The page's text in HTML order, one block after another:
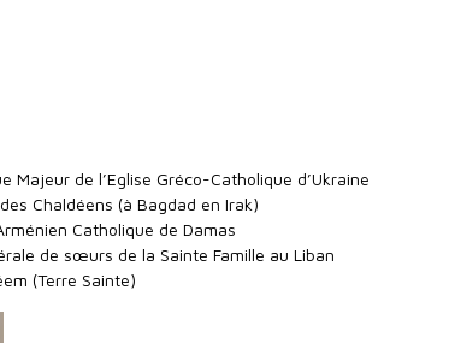
Majeur de l’Eglise Gréco-Catholique d’Ukraine
Chaldéens (à Bagdad en Irak)
Catholique de Damas
de sœurs de la Sainte Famille au Liban
(Terre Sainte)